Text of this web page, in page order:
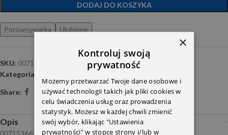
DODAJ DO KOSZYKA
Porównywarka Ulubione
SKU: 0071536628
Kategoria:
Share:
Opis
×
Kontroluj swoją
prywatność
Możemy przetwarzać Twoje dane osobowe i
używać technologii takich jak pliki cookies w
celu świadczenia usług oraz prowadzenia
statystyk. Możesz w każdej chwili zmienić
swój wybór, klikając "Ustawienia
prywatności" w stopce strony i/lub w